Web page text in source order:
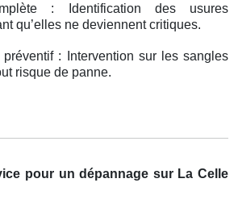
: Identification des usures
qu’elles ne deviennent critiques.
préventif : Intervention sur les sangles
risque de panne.
pour un dépannage sur La Celle